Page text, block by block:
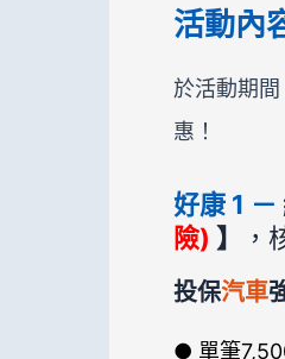
活動內
於活動期
惠！
好康 1 －
險) 】 ，
投保汽車
● 單筆